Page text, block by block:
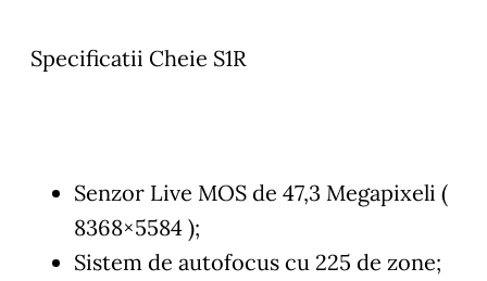
Specificatii Cheie S1R
Senzor Live MOS de 47,3 Megapixeli (
8368×5584 );
Sistem de autofocus cu 225 de zone;